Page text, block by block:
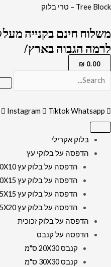
דילוג
Tree Block – טרי בלוק
לרמה הגבוה בארץ !
0.00
₪
Instagram TiktokWhatsapp
בלוק אקרילי
הדפסה על בלוקי עץ
הדפסה על בלוק עץ 10X10 ס"מ
הדפסה על בלוק עץ 10X15 ס"מ
הדפסה על בלוק עץ 15X15 ס"מ
הדפסה על בלוק עץ 15X20 ס”מ
הדפסה על בלוק זכוכית
הדפסה על קנבס
קנבס 20X30 ס"מ
קנבס 30X30 ס"מ
כמות
3147
-
ציור
בשקיעה
קנבס
או
זכוכית